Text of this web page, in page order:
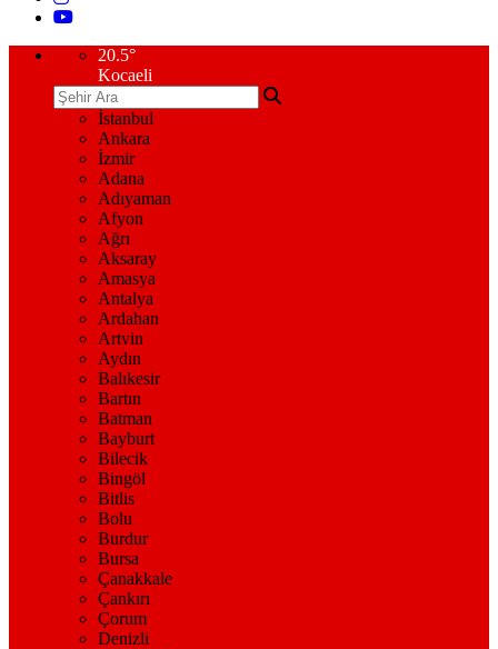
20.5°
Kocaeli
İstanbul
Ankara
İzmir
Adana
Adıyaman
Afyon
Ağrı
Aksaray
Amasya
Antalya
Ardahan
Artvin
Aydın
Balıkesir
Bartın
Batman
Bayburt
Bilecik
Bingöl
Bitlis
Bolu
Burdur
Bursa
Çanakkale
Çankırı
Çorum
Denizli